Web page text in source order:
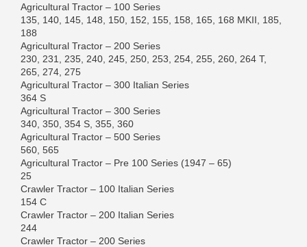
Agricultural Tractor – 100 Series
135, 140, 145, 148, 150, 152, 155, 158, 165, 168 MKII, 185,
188
Agricultural Tractor – 200 Series
230, 231, 235, 240, 245, 250, 253, 254, 255, 260, 264 T,
265, 274, 275
Agricultural Tractor – 300 Italian Series
364 S
Agricultural Tractor – 300 Series
340, 350, 354 S, 355, 360
Agricultural Tractor – 500 Series
560, 565
Agricultural Tractor – Pre 100 Series (1947 – 65)
25
Crawler Tractor – 100 Italian Series
154 C
Crawler Tractor – 200 Italian Series
244
Crawler Tractor – 200 Series